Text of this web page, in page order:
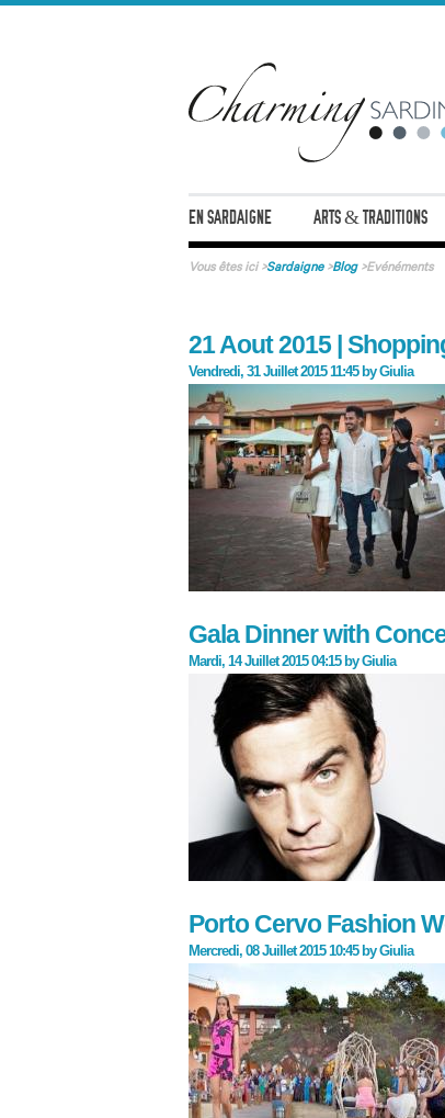
EN SARDAIGNE ARTS & TRADITIONS
Vous êtes ici>Sardaigne>Blog>Evénéments
21 Aout 2015 |
Vendredi, 31 Juillet 2015 11:45 byGiulia
Gala Dinner with
Mardi, 14 Juillet 2015 04:15 byGiulia
Porto Cervo Fashion
Mercredi, 08 Juillet 2015 10:45 byGiulia